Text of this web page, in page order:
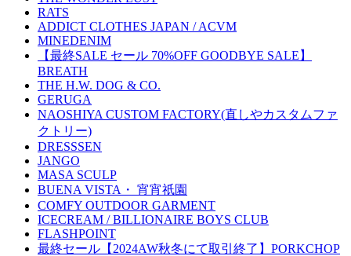
RATS
ADDICT CLOTHES JAPAN / ACVM
MINEDENIM
【最終SALE セール 70%OFF GOODBYE SALE】
BREATH
THE H.W. DOG & CO.
GERUGA
NAOSHIYA CUSTOM FACTORY(直しやカスタムファ
クトリー)
DRESSSEN
JANGO
MASA SCULP
BUENA VISTA・ 宵宵祇園
COMFY OUTDOOR GARMENT
ICECREAM / BILLIONAIRE BOYS CLUB
FLASHPOINT
最終セール【2024AW秋冬にて取引終了】PORKCHOP